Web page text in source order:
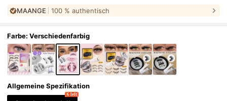
ette, ideales Reise Beauty Tool, geeignet für europäi
MAANGE 100 % authentisch
Farbe: Verschiedenfarbig
Allgemeine Spezifikation
6 left